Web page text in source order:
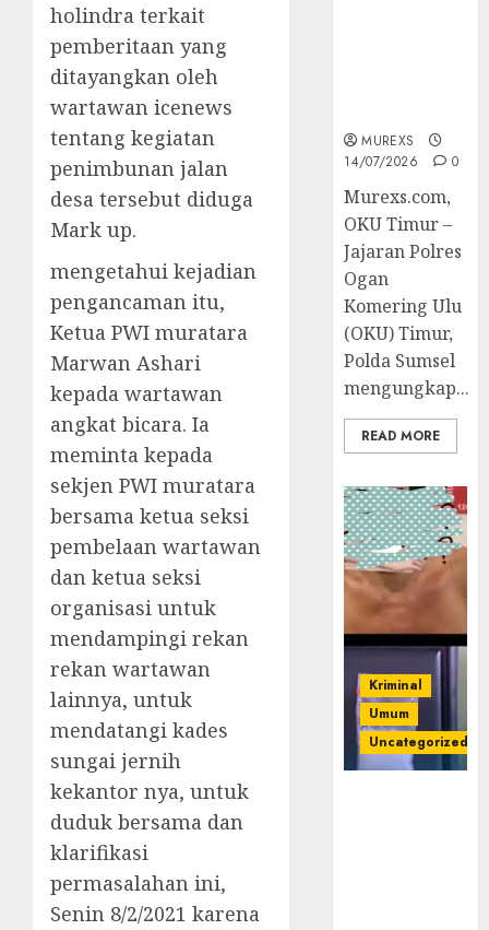
holindra terkait
pemberitaan yang
ditayangkan oleh
wartawan icenews
tentang kegiatan
penimbunan jalan
desa tersebut diduga
Mark up.
mengetahui kejadian
pengancaman itu,
Ketua PWI muratara
Marwan Ashari
kepada wartawan
angkat bicara. Ia
meminta kepada
sekjen PWI muratara
bersama ketua seksi
pembelaan wartawan
dan ketua seksi
organisasi untuk
mendampingi rekan
rekan wartawan
lainnya, untuk
mendatangi kades
sungai jernih
kekantor nya, untuk
duduk bersama dan
klarifikasi
permasalahan ini,
Senin 8/2/2021 karena
MUREXS
14/07/2026
0
Murexs.com,
OKU Timur –
Jajaran Polres
Ogan
Komering Ulu
(OKU) Timur,
Polda Sumsel
mengungkap...
READ MORE
Kriminal
Umum
Uncategorized